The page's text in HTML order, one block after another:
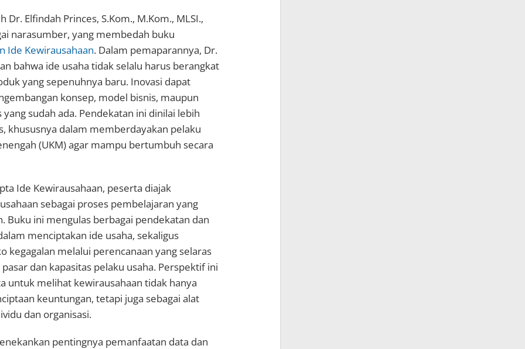
Dr. Elfindah Princes, S.Kom., M.Kom., MLSI.,
narasumber, yang membedah buku
Ide Kewirausahaan. Dalam pemaparannya, Dr.
bahwa ide usaha tidak selalu harus berangkat
yang sepenuhnya baru. Inovasi dapat
konsep, model bisnis, maupun
sudah ada. Pendekatan ini dinilai lebih
khususnya dalam memberdayakan pelaku
(UKM) agar mampu bertumbuh secara
Ide Kewirausahaan, peserta diajak
sebagai proses pembelajaran yang
Buku ini mengulas berbagai pendekatan dan
menciptakan ide usaha, sekaligus
kegagalan melalui perencanaan yang selaras
dan kapasitas pelaku usaha. Perspektif ini
untuk melihat kewirausahaan tidak hanya
keuntungan, tetapi juga sebagai alat
dan organisasi.
pentingnya pemanfaatan data dan